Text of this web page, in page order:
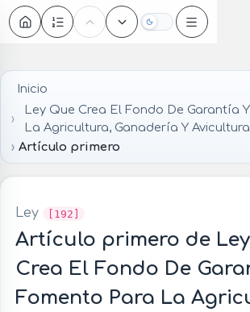
Oscuro
Inicio
Ley Que Crea El Fondo De Garantía
La Agricultura, Ganadería Y Avicultura
Artículo primero
Ley [192]
Artículo primero de
Crea El Fondo De
Fomento Para La